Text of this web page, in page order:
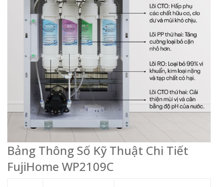
Bảng Thông Số Kỹ Thuật Chi Tiết
FujiHome WP2109C